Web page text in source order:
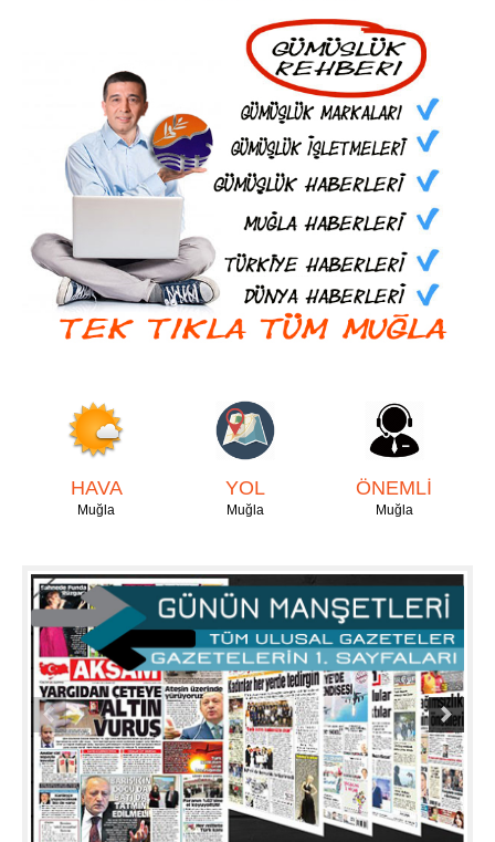
HAVA
Muğla
YOL
Muğla
ÖNEMLİ
Muğla